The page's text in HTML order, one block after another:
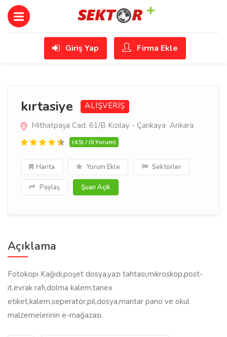
Giriş Yap Firma Ekle
kırtasiye
ALIŞVERİŞ
Mithatpaşa Cad. 61/B Kızılay - Çankaya Ankara
(4.5) / (0 Yorum)
Harita Yorum Ekle Sektörler
Paylaş Şuan Açık
Açıklama
Fotokopi Kağıdı,poşet dosya,yazı tahtası,mikroskop,post-
it,evrak rafı,dolma kalem,tanex
etiket,kalem,seperatör,pil,dosya,mantar pano ve okul
malzemelerinin e-mağazası.